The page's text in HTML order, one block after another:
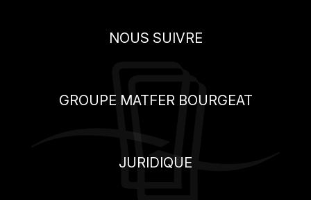
NOUS SUIVRE
GROUPE MATFER BOURGEAT
JURIDIQUE